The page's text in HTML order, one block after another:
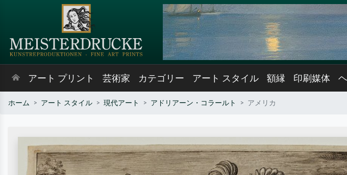
アート プリント 芸術家 カテゴリー アート スタイル 額縁 印刷媒体
ホーム アート スタイル 現代アート アドリアーン・コラールト アメリカ